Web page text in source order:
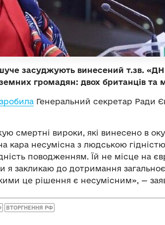
засуджують винесений т.зв.
громадян: двох британців та
зробила Генеральний секретар Ради
смертні вироки, які винесено в
кара несумісна з людською
поводженням. Їй не місце на
я закликаю до дотримання
це рішення є несумісним», —
ВТОРГНЕННЯ РФ